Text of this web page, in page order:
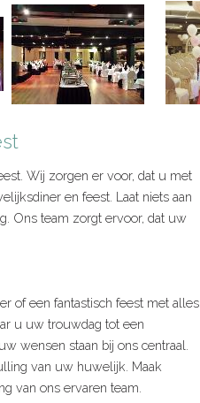
Wij zorgen er voor, dat u met
en feest. Laat niets aan
Ons team zorgt ervoor, dat uw
of een fantastisch feest met alles
u uw trouwdag tot een
wensen staan bij ons centraal.
van uw huwelijk. Maak
van ons ervaren team.